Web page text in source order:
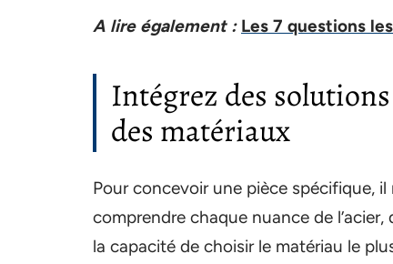
A lire également : Les 7 questions
Intégrez des
des matériaux
Pour concevoir une pièce spécifique,
comprendre chaque nuance de l’acier,
la capacité de choisir le matériau le